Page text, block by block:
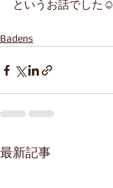
というお話でした☺️
Badens
最新記事